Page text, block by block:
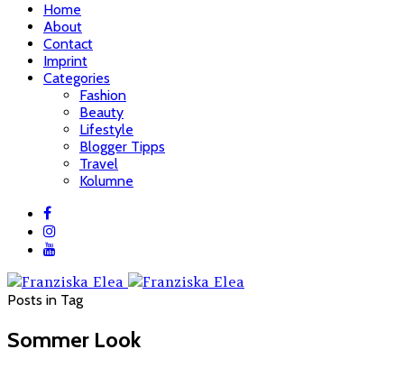
Home
About
Contact
Imprint
Categories
Fashion
Beauty
Lifestyle
Blogger Tipps
Travel
Kolumne
Posts in Tag
Sommer Look